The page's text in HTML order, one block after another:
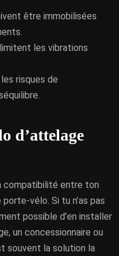
être immobilisées
les vibrations
risques de
d’attelage
compatibilité entre ton
vélo. Si tu n’as pas
possible d’en installer
un concessionnaire ou
souvent la solution la